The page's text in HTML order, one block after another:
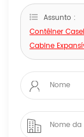
Assunto :
Contêiner
Cabine